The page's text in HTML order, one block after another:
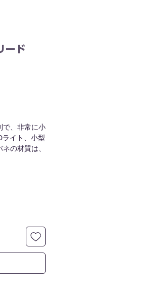
ード
で、非常に小
ライト、小型
の材質は、
真鍮